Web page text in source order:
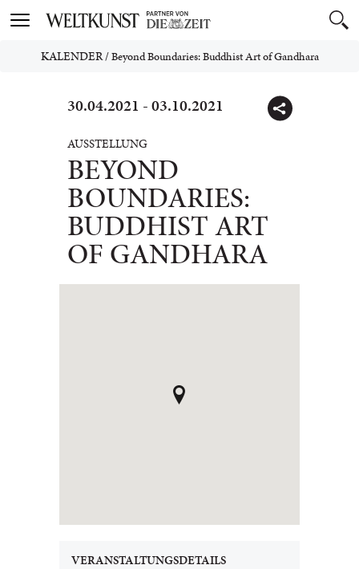
Toggle
KALENDER/Beyond Boundaries: Buddhist Art of Gandhara
30.04.2021 - 03.10.2021
AUSSTELLUNG
BEYOND
BOUNDARIES:
BUDDHIST ART
OF GANDHARA
VERANSTALTUNGSDETAILS